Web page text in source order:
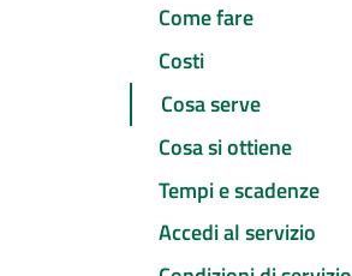
Come fare
Costi
Cosa serve
Cosa si ottiene
Tempi e scadenze
Accedi al servizio